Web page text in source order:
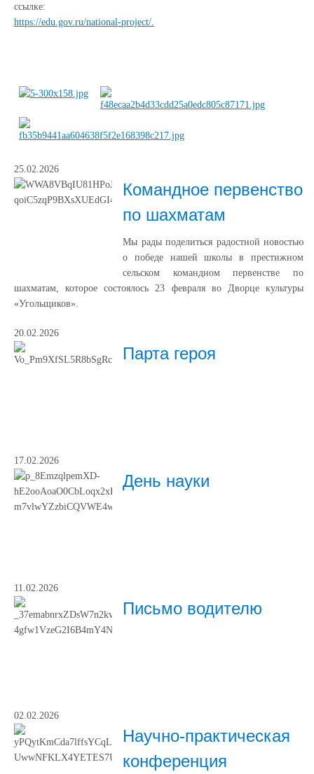
ссылке:
https://edu.gov.ru/national-project/.
25.02.2026
Командное первенство
по шахматам
Мы рады поделиться радостной новостью
о победе нашей школы в престижном
сельском командном первенстве по
шахматам, которое состоялось 23 февраля во Дворце культуры
«Угольщиков».
20.02.2026
Парта героя
17.02.2026
День науки
11.02.2026
Письмо водителю
02.02.2026
Научно-практическая
конференция